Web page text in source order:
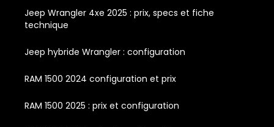
Jeep Wrangler 4xe 2025 : prix, specs et fiche
technique
Jeep hybride Wrangler : configuration
RAM 1500 2024 configuration et prix
RAM 1500 2025 : prix et configuration